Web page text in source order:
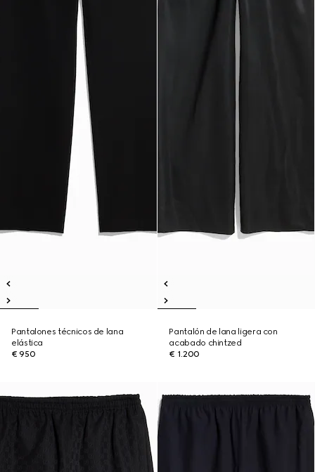
Pantalones técnicos de lana
elástica
€ 950
Pantalón de lana ligera con
acabado chintzed
€ 1.200